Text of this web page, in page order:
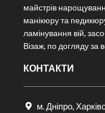
майстрів
манікюру та
ламінування вій,
Візаж, по догляду за
КОНТАКТИ
м. Дніпро,